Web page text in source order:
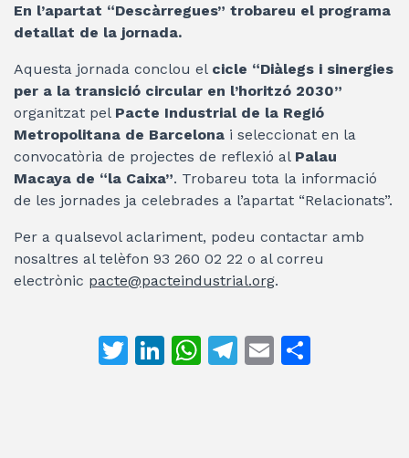
En l’apartat “Descàrregues” trobareu el programa
detallat de la jornada.
Aquesta jornada conclou el cicle “Diàlegs i sinergies
per a la transició circular en l’horitzó 2030”
organitzat pel Pacte Industrial de la Regió
Metropolitana de Barcelona i seleccionat en la
convocatòria de projectes de reflexió al Palau
Macaya de “la Caixa”. Trobareu tota la informació
de les jornades ja celebrades a l’apartat “Relacionats”.
Per a qualsevol aclariment, podeu contactar amb
nosaltres al telèfon 93 260 02 22 o al correu
electrònic pacte@pacteindustrial.org.
T
Li W T
E